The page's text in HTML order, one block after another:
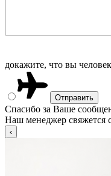
докажите, что вы
Спасибо за Ваше
Наш менеджер свяжется